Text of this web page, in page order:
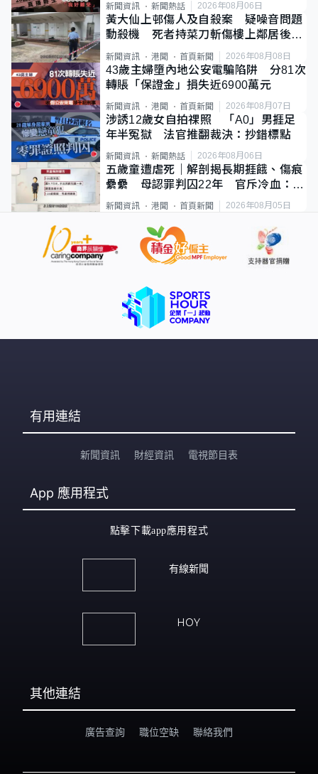
新聞資訊 新聞熱話 2026年08月06日
黃大仙上邨傷人及自殺案 疑噪音問題
動殺機 死者持菜刀斬傷樓上鄰居後墮
新聞資訊 港聞 首頁新聞 2026年08月08日
43歲主婦墮內地公安電騙陷阱 分81次
轉賬「保證金」損失近6900萬元
新聞資訊 港聞 首頁新聞 2026年08月07日
涉誘12歲女自拍祼照 「A0」男捱足
年半冤獄 法官推翻裁決：抄錯標點
新聞資訊 新聞熱話 2026年08月06日
五歲童遭虐死｜解剖揭長期捱餓、傷痕
纍纍 母認罪判囚22年 官斥冷血：同
類案最惡劣
新聞資訊 港聞 首頁新聞 2026年08月05日
有用連結
新聞資訊 財經資訊 電視節目表
App 應用程式
點擊下載app應用程式
有線新聞
HOY
其他連結
廣告查詢 職位空缺 聯絡我們